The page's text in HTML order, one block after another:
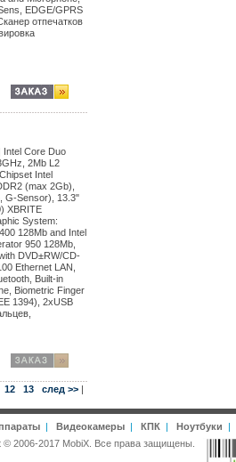
EDGE/GPRS
отпечатков
Intel Core Duo
2Mb L2
Intel
(max 2Gb),
G-Sensor), 13.3"
XBRITE
System:
128Mb and Intel
950 128Mb,
DVD±RW/CD-
Ethernet LAN,
Built-in
Biometric Finger
1394), 2xUSB
12 13 след >> |
| Видеокамеры| КПК | Ноутбуки |
© 2006-2017 MobiX. Все права защищены.